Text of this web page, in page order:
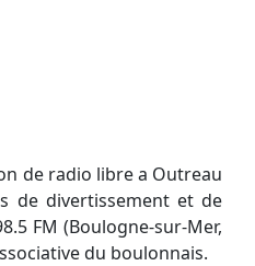
de radio libre a Outreau
de divertissement et de
FM (Boulogne-sur-Mer,
du boulonnais.